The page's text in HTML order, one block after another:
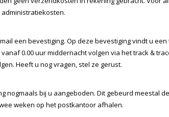
administratiekosten.
een bevestiging. Op deze bevestiging vindt u
0.00 uur middernacht volgen via het track &
Heeft u nog vragen, stel ze gerust.
nogmaals bij u aangeboden. Dit gebeurd meestal
weken op het postkantoor afhalen.